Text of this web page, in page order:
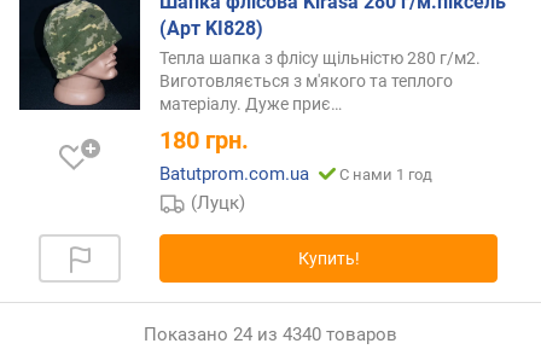
(Арт KI828)
Тепла шапка з флісу щільністю 280 г/м2.
Виготовляється з м'якого та теплого
матеріалу. Дуже приє…
180 грн.
Batutprom.com.ua С нами 1 год
(Луцк)
Купить!
Показано 24 из 4340 товаров